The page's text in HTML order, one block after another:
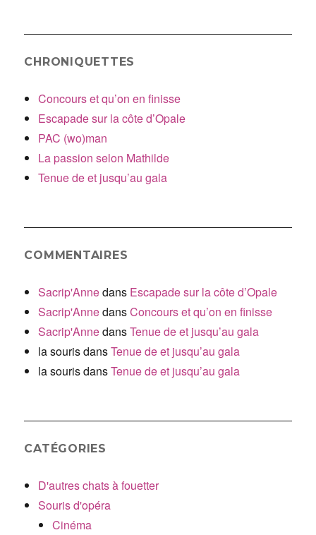
CHRONIQUETTES
Concours et qu’on en finisse
Escapade sur la côte d’Opale
PAC (wo)man
La passion selon Mathilde
Tenue de et jusqu’au gala
COMMENTAIRES
Sacrip'Annedans Escapade sur la côte d’Opale
Sacrip'AnnedansConcours et qu’on en finisse
Sacrip'AnnedansTenue de et jusqu’au gala
la sourisdansTenue de et jusqu’au gala
la sourisdansTenue de et jusqu’au gala
CATÉGORIES
D'autres chats à fouetter
Souris d'opéra
Cinéma